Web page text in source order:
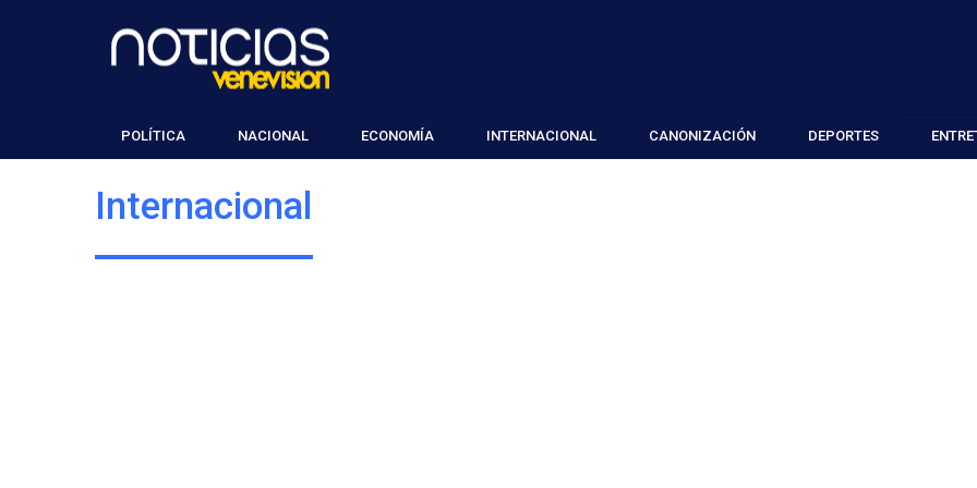
POLÍTICA NACIONAL ECONOMÍA INTERNACIONAL CANONIZACIÓN DEPORTES
Internacional